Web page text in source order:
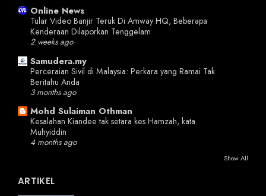
Online News
Tular Video Banjir Teruk Di Amway HQ, Beberapa
Kenderaan Dilaporkan Tenggelam
2 weeks ago
Samudera.my
Perceraian Sivil di Malaysia: Perkara yang Ramai Tak
Beritahu Anda
3 months ago
Mohd Sulaiman Othman
Kesalahan Kiandee tak setara kes Hamzah, kata
Muhyiddin
4 months ago
Show All
ARTIKEL